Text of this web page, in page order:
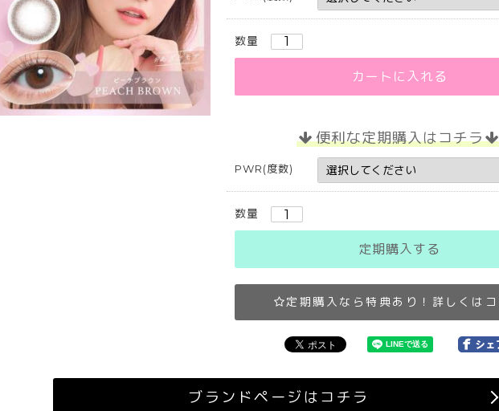
数量
カートに入れる
便利な定期購入はコチラ
PWR(度数)
数量
定期購入する
定期購入なら特典あり！詳しくはコ
ブランドページはコチラ